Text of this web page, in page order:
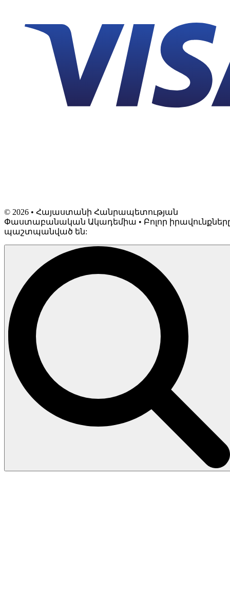
© 2026 • Հայաստանի Հանրապետության
Փաստաբանական Ակադեմիա • Բոլոր
պաշտպանված են: